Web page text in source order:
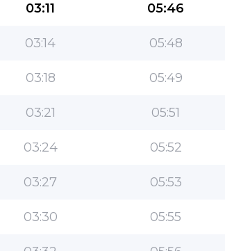
03:11 05:46
03:14 05:48
03:18 05:49
03:21 05:51
03:24 05:52
03:27 05:53
03:30 05:55
سهلة